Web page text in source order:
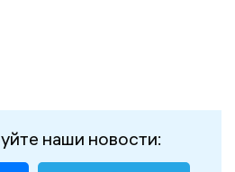
наши новости: